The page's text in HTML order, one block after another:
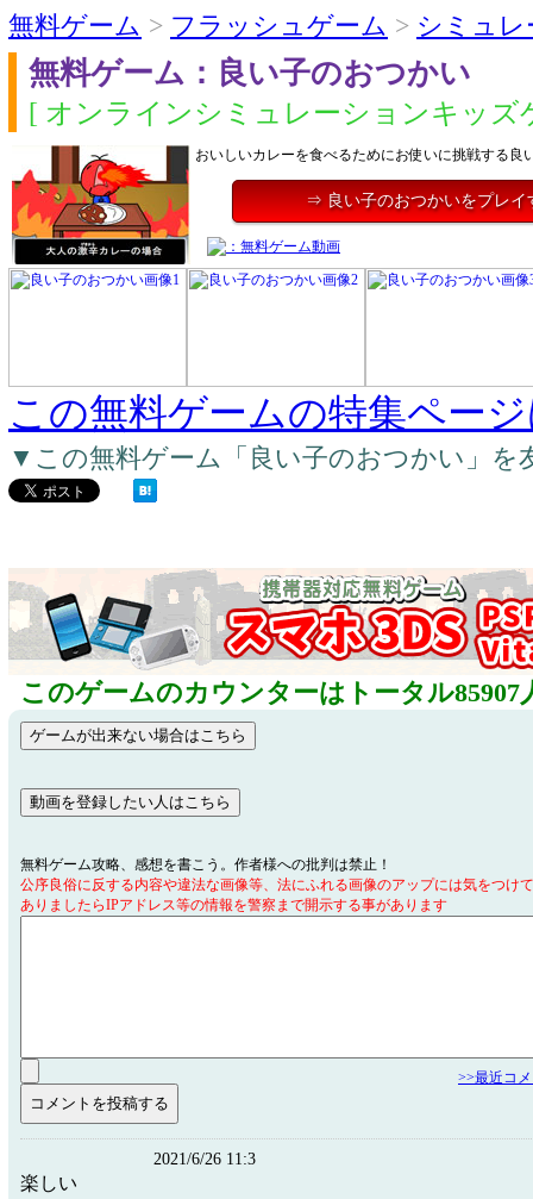
無料ゲーム > フラッシュゲーム > シミュ
無料ゲーム：良い子のおつかい
[ オンラインシミュレーションキッズ
おいしいカレーを食べるためにお使いに挑戦する良
⇒ 良い子のおつかいをプレイ
この無料ゲームの特集ペー
▼この無料ゲーム「良い子のおつかい」を
このゲームのカウンターはトータル85907
無料ゲーム攻略、感想を書こう。作者様への批判は禁止！
公序良俗に反する内容や違法な画像等、法にふれる画像のアップには気をつけ
ありましたらIPアドレス等の情報を警察まで開示する事があります
>>最近コ
2021/6/26 11:3
楽しい